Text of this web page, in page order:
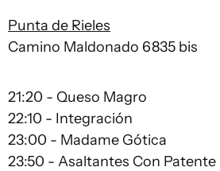
Punta de Rieles
Camino Maldonado 6835 bis
21:20 - Queso Magro
22:10 - Integración
23:00 - Madame Gótica
23:50 - Asaltantes Con Patente